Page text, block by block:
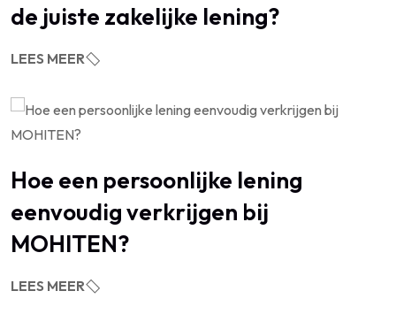
de juiste zakelijke lening?
LEES MEER
Hoe een persoonlijke lening
eenvoudig verkrijgen bij
MOHITEN?
LEES MEER